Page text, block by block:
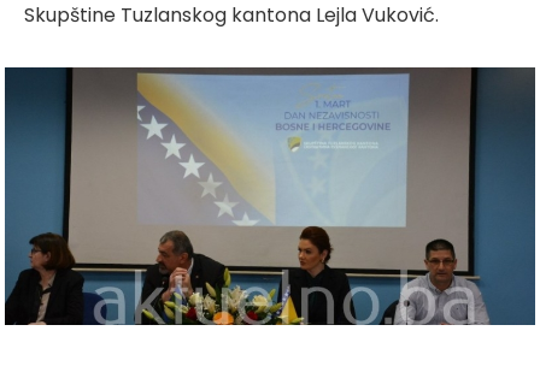
Skupštine Tuzlanskog kantona Lejla Vuković.